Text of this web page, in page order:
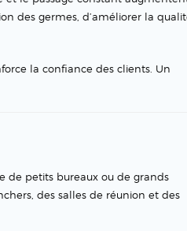
des germes, d’améliorer la
la confiance des clients. Un
de petits bureaux ou de grands
des salles de réunion et des